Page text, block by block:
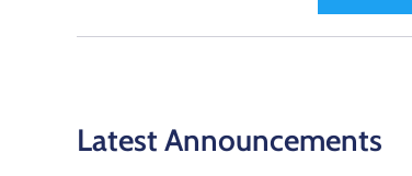
Latest Announcements